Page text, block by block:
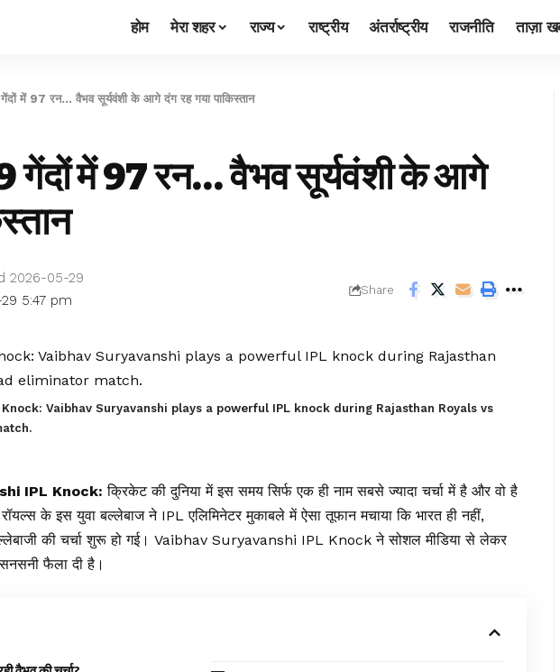
होम मेरा शहर राज्य राष्ट्रीय अंतर्राष्ट्रीय राजनीति ताज़ा
में 97 रन… वैभव सूर्यवंशी के आगे दंग रह गया पाकिस्तान
में 97 रन… वैभव सूर्यवंशी के आगे
5:47 pm
2026-05-29
Share
Vaibhav Suryavanshi plays a powerful IPL knock during Rajasthan Royals vs
IPL Knock: क्रिकेट की दुनिया में इस समय सिर्फ एक ही नाम सबसे ज्यादा चर्चा में है और वो है
के इस युवा बल्लेबाज ने IPL एलिमिनेटर मुकाबले में ऐसा तूफान मचाया कि भारत ही नहीं,
की चर्चा शुरू हो गई। Vaibhav Suryavanshi IPL Knock ने सोशल मीडिया से लेकर
फैला दी है।